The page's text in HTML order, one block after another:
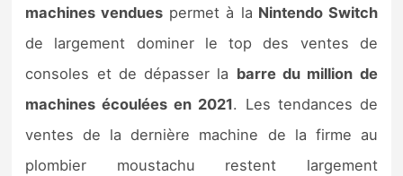
machines vendues permet à la Nintendo Switch
de largement dominer le top des ventes de
consoles et de dépasser la barre du million de
machines écoulées en 2021. Les tendances de
ventes de la dernière machine de la firme au
plombier moustachu restent largement